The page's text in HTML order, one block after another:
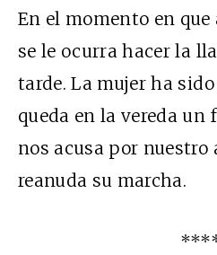
En el momento en
se le ocurra hacer la
tarde. La mujer ha
queda en la vereda un
nos acusa por nuestro
reanuda su marcha.